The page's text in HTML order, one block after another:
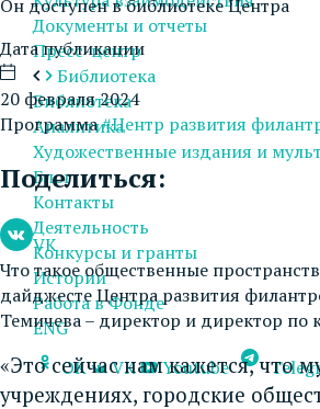
Документы и отчеты
Пресс-центр
Библиотека
Библиотека
Аналитика
Художественные издания и
Блог
Контакты
Деятельность
Конкурсы и гранты
Истории
Работа в Фонде
ENG
OK
VK Youtube
Он доступен в библиотеке Центра
Дата публикации
20 февраля 2024
Программа#Центр развития
Поделиться:
VK
Что такое общественные
дайджесте Центра развития
Темичева – директор и директор по
«Это сейчас нам кажется, что
учреждениях, городские